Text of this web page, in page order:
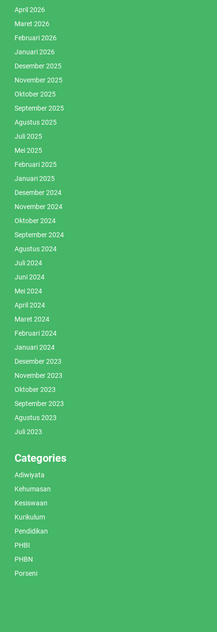
April 2026
Maret 2026
Februari 2026
Januari 2026
Desember 2025
November 2025
Oktober 2025
September 2025
Agustus 2025
Juli 2025
Mei 2025
Februari 2025
Januari 2025
Desember 2024
November 2024
Oktober 2024
September 2024
Agustus 2024
Juli 2024
Juni 2024
Mei 2024
April 2024
Maret 2024
Februari 2024
Januari 2024
Desember 2023
November 2023
Oktober 2023
September 2023
Agustus 2023
Juli 2023
Categories
Adiwiyata
Kehumasan
Kesiswaan
Kurikulum
Pendidikan
PHBI
PHBN
Porseni